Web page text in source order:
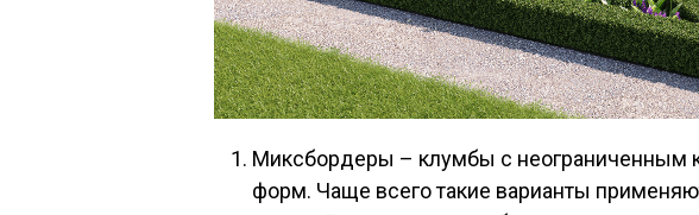
Миксбордеры – клумбы с неограниченным
форм. Чаще всего такие варианты